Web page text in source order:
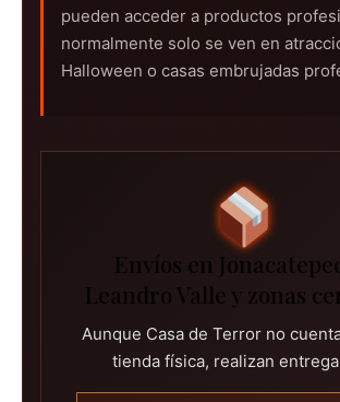
pueden acceder a productos
normalmente solo se ven en
Halloween o casas embrujadas
Envíos en
Leandro Valle y zonas
Aunque Casa de Terror no
tienda física, realizan